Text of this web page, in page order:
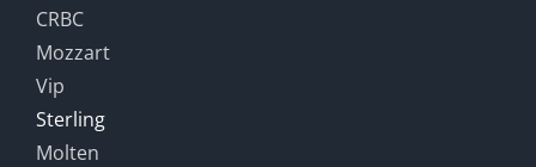
CRBC
Mozzart
Vip
Sterling
Molten